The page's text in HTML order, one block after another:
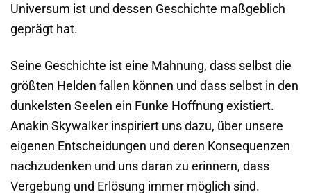
Universum ist und dessen Geschichte maßgeblich
geprägt hat.
Seine Geschichte ist eine Mahnung, dass selbst die
größten Helden fallen können und dass selbst in den
dunkelsten Seelen ein Funke Hoffnung existiert.
Anakin Skywalker inspiriert uns dazu, über unsere
eigenen Entscheidungen und deren Konsequenzen
nachzudenken und uns daran zu erinnern, dass
Vergebung und Erlösung immer möglich sind.